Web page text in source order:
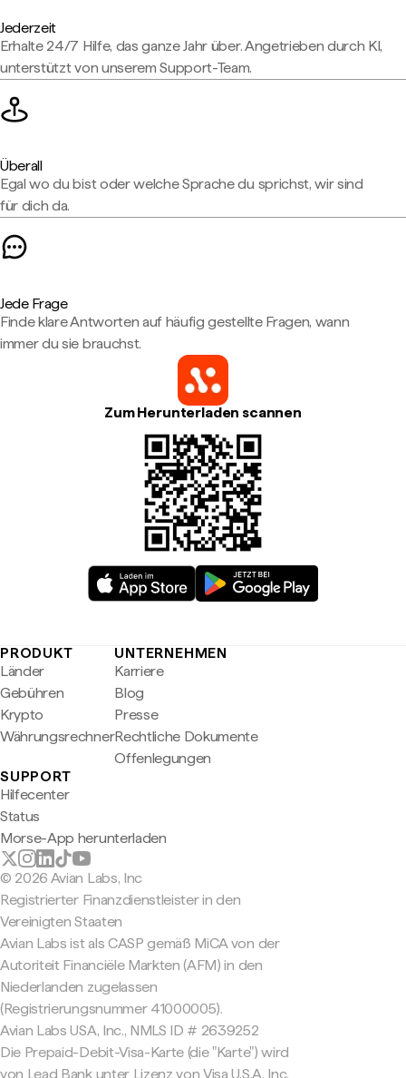
Jederzeit
Erhalte 24/7 Hilfe, das ganze Jahr über. Angetrieben durch KI,
unterstützt von unserem Support-Team.
Überall
Egal wo du bist oder welche Sprache du sprichst, wir sind
für dich da.
Jede Frage
Finde klare Antworten auf häufig gestellte Fragen, wann
immer du sie brauchst.
Zum Herunterladen scannen
PRODUKT
Länder
Gebühren
Krypto
Währungsrechner
UNTERNEHMEN
Karriere
Blog
Presse
Rechtliche Dokumente
Offenlegungen
SUPPORT
Hilfecenter
Status
Morse-App herunterladen
© 2026 Avian Labs, Inc
Registrierter Finanzdienstleister in den
Vereinigten Staaten
Avian Labs ist als CASP gemäß MiCA von der
Autoriteit Financiële Markten (AFM) in den
Niederlanden zugelassen
(Registrierungsnummer 41000005).
Avian Labs USA, Inc., NMLS ID # 2639252
Die Prepaid-Debit-Visa-Karte (die "Karte") wird
von Lead Bank unter Lizenz von Visa U.S.A. Inc.